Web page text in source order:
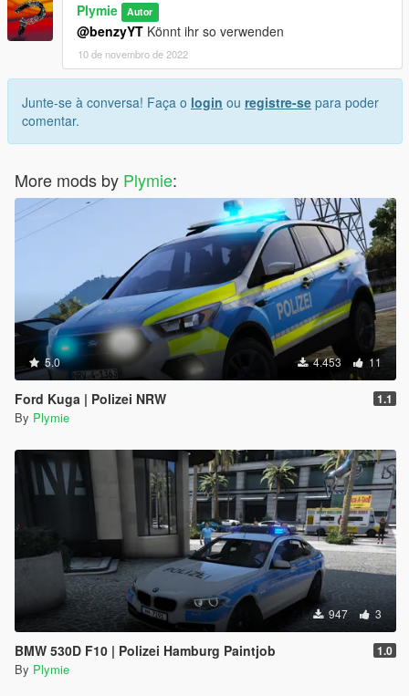
Plymie Autor
@benzyYT Könnt ihr so verwenden
10 de novembro de 2022
Junte-se à conversa! Faça o login ou registre-se para poder
comentar.
More mods by Plymie:
5.0 4.453 11
Ford Kuga | Polizei NRW 1.1
By Plymie
947 3
BMW 530D F10 | Polizei Hamburg Paintjob 1.0
By Plymie